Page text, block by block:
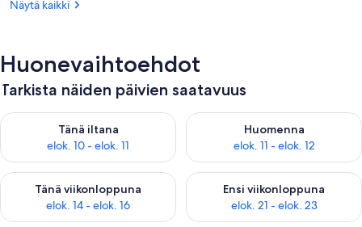
Näytä kaikki
Huonevaihtoehdot
Tarkista näiden päivien saatavuus
Tänä iltana
elok. 10 - elok. 11
Tarkista tämän illan saatavuus elok. 10 - elok. 11
Huomenna
elok. 11 - elok. 12
Tarkista huomisen saatavuus
Tänä viikonloppuna
elok. 14 - elok. 16
Tarkista tämän viikonlopun saatavuus elok. 14 - elok. 16
Ensi viikonloppuna
elok. 21 - elok. 23
Tarkista ensi viikonlopun